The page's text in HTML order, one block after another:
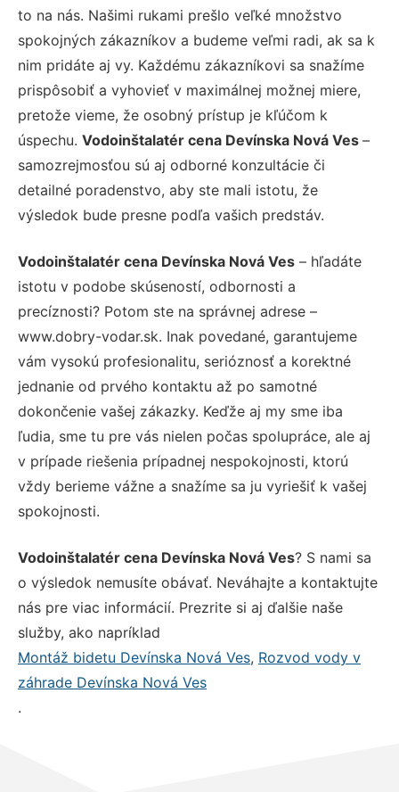
to na nás. Našimi rukami prešlo veľké množstvo
spokojných zákazníkov a budeme veľmi radi, ak sa k
nim pridáte aj vy. Každému zákazníkovi sa snažíme
prispôsobiť a vyhovieť v maximálnej možnej miere,
pretože vieme, že osobný prístup je kľúčom k
úspechu. Vodoinštalatér cena Devínska Nová Ves –
samozrejmosťou sú aj odborné konzultácie či
detailné poradenstvo, aby ste mali istotu, že
výsledok bude presne podľa vašich predstáv.
Vodoinštalatér cena Devínska Nová Ves – hľadáte
istotu v podobe skúseností, odbornosti a
precíznosti? Potom ste na správnej adrese –
www.dobry-vodar.sk. Inak povedané, garantujeme
vám vysokú profesionalitu, serióznosť a korektné
jednanie od prvého kontaktu až po samotné
dokončenie vašej zákazky. Keďže aj my sme iba
ľudia, sme tu pre vás nielen počas spolupráce, ale aj
v prípade riešenia prípadnej nespokojnosti, ktorú
vždy berieme vážne a snažíme sa ju vyriešiť k vašej
spokojnosti.
Vodoinštalatér cena Devínska Nová Ves? S nami sa
o výsledok nemusíte obávať. Neváhajte a kontaktujte
nás pre viac informácií. Prezrite si aj ďalšie naše
služby, ako napríklad
Montáž bidetu Devínska Nová Ves, Rozvod vody v
záhrade Devínska Nová Ves
.